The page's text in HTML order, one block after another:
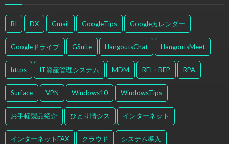
BI DX Gmail GoogleTips Googleカレンダー
Googleドライブ GSuite HangoutsChat HangoutsMeet
https IT資産管理システム MDM RFI・RFP RPA
Surface VPN Windows10 WindowsTips
お手軽製品紹介 ひとり情シス インターネット
インターネットFAX クラウド システム導入